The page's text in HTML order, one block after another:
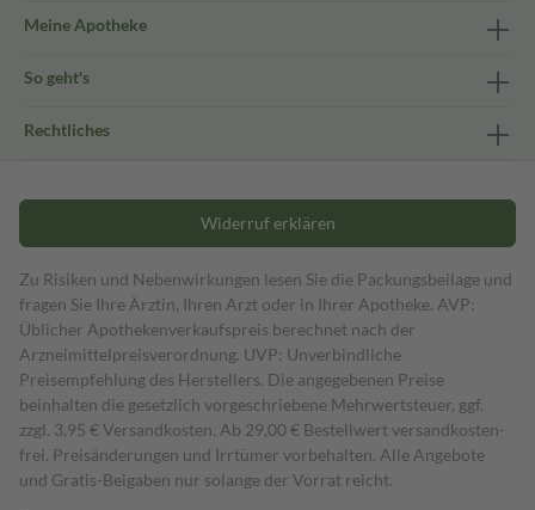
Meine Apotheke
So geht's
Rechtliches
Widerruf erklären
Zu Risiken und Nebenwirkungen lesen Sie die Packungsbeilage und
fragen Sie Ihre Ärztin, Ihren Arzt oder in Ihrer Apotheke. AVP:
Üblicher Apothekenverkaufspreis berechnet nach der
Arzneimittelpreisverordnung. UVP: Unverbindliche
Preisempfehlung des Herstellers. Die angegebenen Preise
beinhalten die gesetzlich vorgeschriebene Mehrwertsteuer, ggf.
zzgl. 3,95 € Versandkosten. Ab 29,00 € Bestell­wert versand­kosten­
frei. Preisänderungen und Irrtümer vorbehalten. Alle Angebote
und Gratis-Beigaben nur solange der Vorrat reicht.